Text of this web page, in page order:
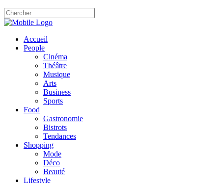
Accueil
People
Cinéma
Théâtre
Musique
Arts
Business
Sports
Food
Gastronomie
Bistrots
Tendances
Shopping
Mode
Déco
Beauté
Lifestyle